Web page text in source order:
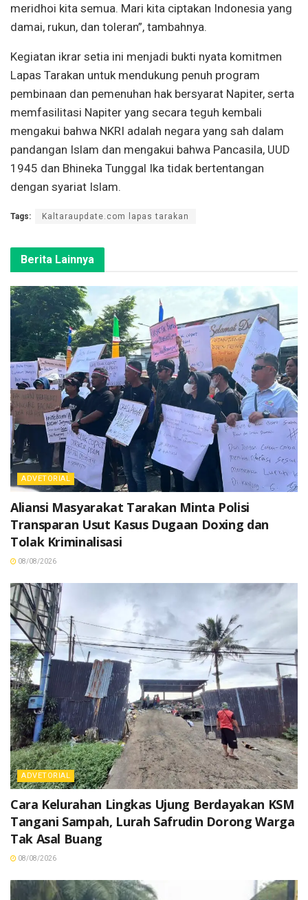
meridhoi kita semua. Mari kita ciptakan Indonesia yang
damai, rukun, dan toleran”, tambahnya.
Kegiatan ikrar setia ini menjadi bukti nyata komitmen
Lapas Tarakan untuk mendukung penuh program
pembinaan dan pemenuhan hak bersyarat Napiter, serta
memfasilitasi Napiter yang secara teguh kembali
mengakui bahwa NKRI adalah negara yang sah dalam
pandangan Islam dan mengakui bahwa Pancasila, UUD
1945 dan Bhineka Tunggal Ika tidak bertentangan
dengan syariat Islam.
Tags: Kaltaraupdate.com lapas tarakan
Berita Lainnya
ADVETORIAL
Aliansi Masyarakat Tarakan Minta Polisi
Transparan Usut Kasus Dugaan Doxing dan
Tolak Kriminalisasi
08/08/2026
ADVETORIAL
Cara Kelurahan Lingkas Ujung Berdayakan KSM
Tangani Sampah, Lurah Safrudin Dorong Warga
Tak Asal Buang
08/08/2026